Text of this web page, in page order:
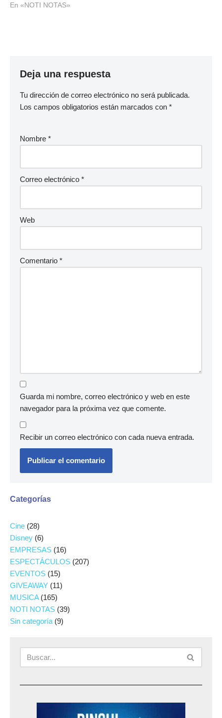
En «NOTI NOTAS»
Deja una respuesta
Tu dirección de correo electrónico no será publicada.
Los campos obligatorios están marcados con *
Nombre *
Correo electrónico *
Web
Comentario *
Guarda mi nombre, correo electrónico y web en este
navegador para la próxima vez que comente.
Recibir un correo electrónico con cada nueva entrada.
Categorías
Cine (28)
Disney (6)
EMPRESAS (16)
ESPECTÁCULOS (207)
EVENTOS (15)
GIVEAWAY (11)
MUSICA(165)
NOTI NOTAS (39)
Sin categoría (9)